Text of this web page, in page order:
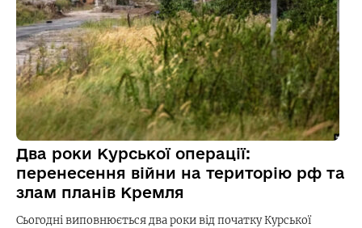
Два роки Курської операції:
перенесення війни на територію рф та
злам планів Кремля
Сьогодні виповнюється два роки від початку Курської